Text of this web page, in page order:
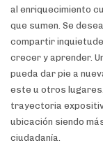
al enriquecimiento
que sumen. Se
compartir
crecer y aprender.
pueda dar pie a
este u otros
trayectoria
ubicación siendo
ciudadanía.